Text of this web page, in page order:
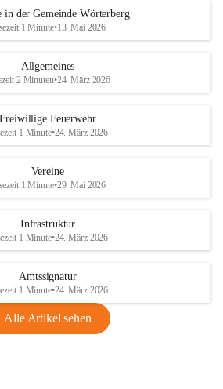
in der Gemeinde Wörterberg
1 Minute•13. Mai 2026
Allgemeines
2 Minuten•24. März 2026
Freiwillige Feuerwehr
1 Minute•24. März 2026
Vereine
1 Minute•29. Mai 2026
Infrastruktur
1 Minute•24. März 2026
Amtssignatur
1 Minute•24. März 2026
Alle Artikel sehen